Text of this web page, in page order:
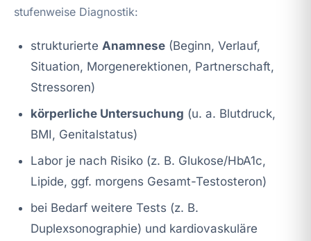
stufenweise Diagnostik:
strukturierte Anamnese (Beginn, Verlauf,
Situation, Morgenerektionen, Partnerschaft,
Stressoren)
körperliche Untersuchung (u. a. Blutdruck,
BMI, Genitalstatus)
Labor je nach Risiko (z. B. Glukose/HbA1c,
Lipide, ggf. morgens Gesamt-Testosteron)
bei Bedarf weitere Tests (z. B.
Duplexsonographie) und kardiovaskuläre